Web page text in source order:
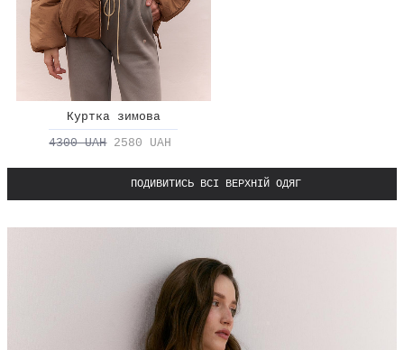
Куртка зимова
4300 UAH 2580 UAH
ПОДИВИТИСЬ ВСІ ВЕРХНІЙ ОДЯГ